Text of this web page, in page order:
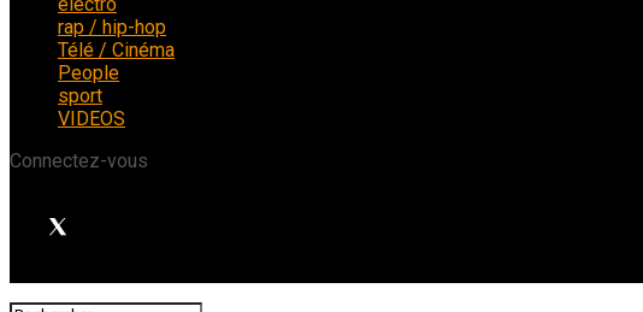
rap / hip-hop
Télé / Cinéma
People
sport
VIDEOS
Connectez-vous